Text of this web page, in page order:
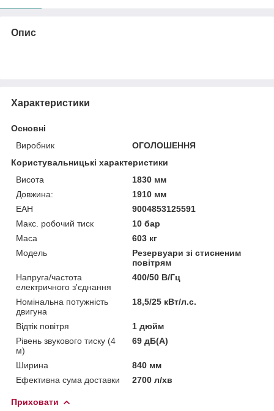
Опис
Характеристики
Основні
Виробник
ОГОЛОШЕННЯ
Користувальницькі характеристики
Висота
1830 мм
Довжина:
1910 мм
ЕАН
9004853125591
Макс. робочий тиск
10 бар
Маса
603 кг
Мoдель
Резервуари зі стисненим
повітрям
Напруга/частота
електричного з'єднання
400/50 В/Гц
Номінальна потужність
двигуна
18,5/25 кВт/л.с.
Відтік повітря
1 дюйм
Рівень звукового тиску (4
м)
69 дБ(А)
Ширина
840 мм
Ефективна сума доставки
2700 л/хв
Приховати